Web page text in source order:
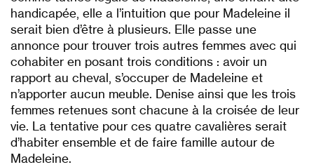
handicapée, elle a l’intuition que pour Madeleine il
serait bien d’être à plusieurs. Elle passe une
annonce pour trouver trois autres femmes avec qui
cohabiter en posant trois conditions : avoir un
rapport au cheval, s’occuper de Madeleine et
n’apporter aucun meuble. Denise ainsi que les trois
femmes retenues sont chacune à la croisée de leur
vie. La tentative pour ces quatre cavalières serait
d’habiter ensemble et de faire famille autour de
Madeleine.